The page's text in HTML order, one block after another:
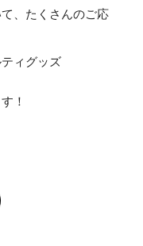
、たくさんのご応
ィグッズ
！